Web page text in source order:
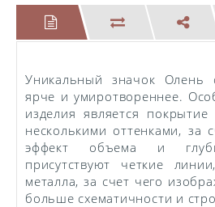
Уникальный значок Олень
ярче и умиротвореннее.
изделия является
несколькими оттенками, за
эффект объема и
присутствуют четкие
металла, за счет чего
больше схематичности и